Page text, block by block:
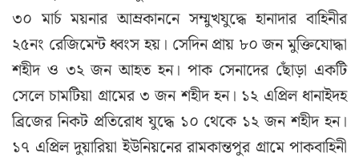
৩০ মার্চ ময়নার আম্রকাননে সম্মুখযুদ্ধে হানাদার বাহিনীর
২৫নং রেজিমেন্ট ধ্বংস হয়। সেদিন প্রায় ৮০ জন মুক্তিযোদ্ধা
শহীদ ও ৩২ জন আহত হন। পাক সেনাদের ছোঁড়া একটি
সেলে চামটিয়া গ্রামের ৩ জন শহীদ হন। ১২ এপ্রিল ধানাইদহ
ব্রিজের নিকট প্রতিরোধ যুদ্ধে ১০ থেকে ১২ জন শহীদ হন।
১৭ এপ্রিল দুয়ারিয়া ইউনিয়নের রামকান্তপুর গ্রামে পাকবাহিনী